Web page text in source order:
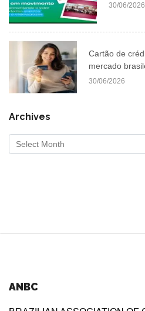
30/06/2026
Cartão de
mercado
30/06/2026
Archives
ANBC